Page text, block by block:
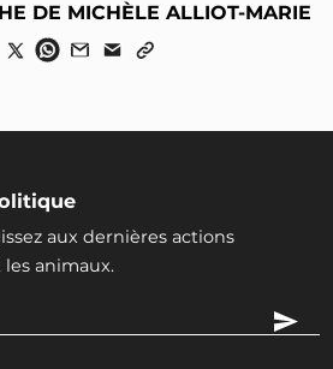
DE MICHÈLE ALLIOT-MARIE
aux dernières actions
animaux.